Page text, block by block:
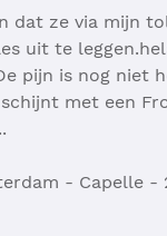
dat ze via mijn
uit te
pijn is nog niet
met een
- Capelle -